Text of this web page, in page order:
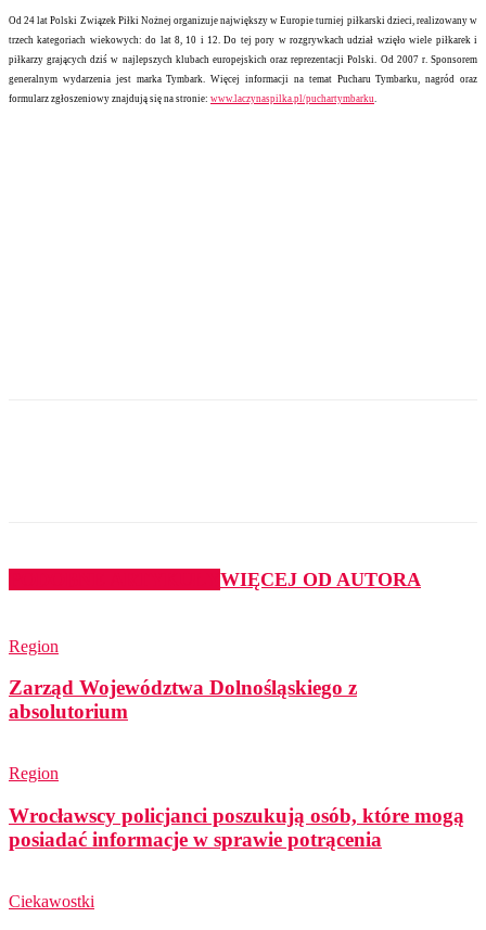
Od 24 lat Polski Związek Piłki Nożnej organizuje największy w Europie turniej piłkarski dzieci, realizowany w
trzech kategoriach wiekowych: do lat 8, 10 i 12. Do tej pory w rozgrywkach udział wzięło wiele piłkarek i
piłkarzy grających dziś w najlepszych klubach europejskich oraz reprezentacji Polski. Od 2007 r. Sponsorem
generalnym wydarzenia jest marka Tymbark.Więcej informacji na temat Pucharu Tymbarku, nagród oraz
formularz zgłoszeniowy znajdują się na stronie: www.laczynaspilka.pl/puchartymbarku
WIĘCEJ OD AUTORA
Region
Zarząd Województwa Dolnośląskiego z
absolutorium
Region
Wrocławscy policjanci poszukują osób, które mogą
posiadać informacje w sprawie potrącenia
Ciekawostki